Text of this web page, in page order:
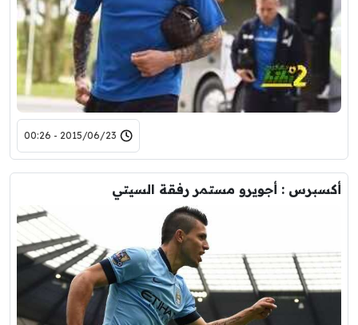
2015/06/23 - 00:26
أكسبرس : أجويرو مستمر رفقة السيتي